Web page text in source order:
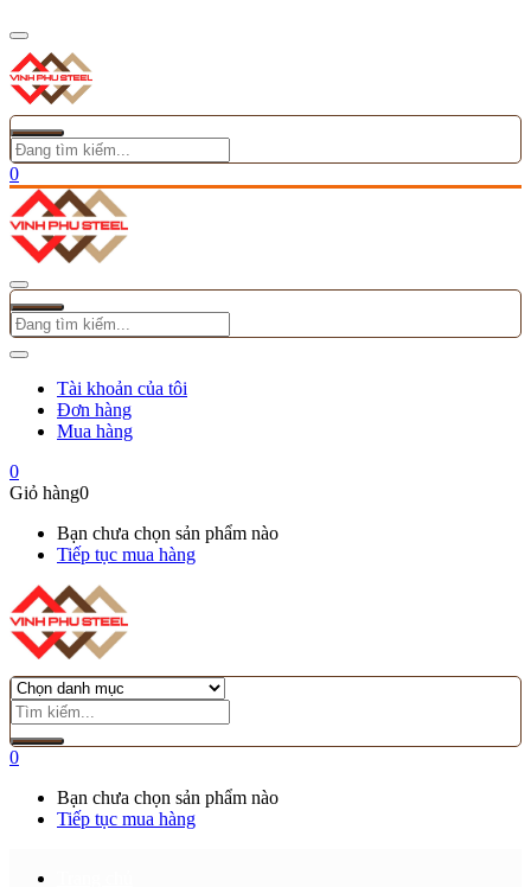
0
Tài khoản của tôi
Đơn hàng
Mua hàng
0
Giỏ hàng0
Bạn chưa chọn sản phẩm nào
Tiếp tục mua hàng
0
Bạn chưa chọn sản phẩm nào
Tiếp tục mua hàng